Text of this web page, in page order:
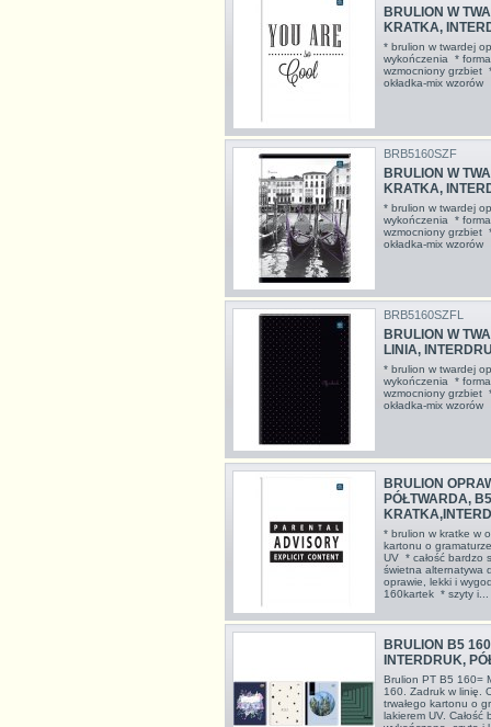
BRULION W
KRATKA,
* brulion w twardej
wykończenia *
wzmocniony grzbiet
okładka-mix
BRB5160SZF
BRULION W
KRATKA,
* brulion w twardej
wykończenia *
wzmocniony grzbiet
okładka-mix
BRB5160SZFL
BRULION W
LINIA,
* brulion w twardej
wykończenia *
wzmocniony grzbiet
okładka-mix
BRULION
PÓŁTWARDA,
* brulion w kratke w
kartonu o
UV * całość bardzo
świetna alternatywa
oprawie, lekki i
160kartek * szyty i...
BRULION B5
INTERDRUK,
Brulion PT B5 160=
160. Zadruk w linię.
trwałego kartonu o
lakierem UV.